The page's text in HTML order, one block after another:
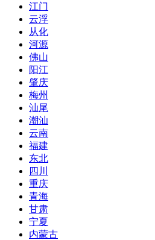
江门
云浮
从化
河源
佛山
阳江
肇庆
梅州
汕尾
潮汕
云南
福建
东北
四川
重庆
青海
甘肃
宁夏
内蒙古